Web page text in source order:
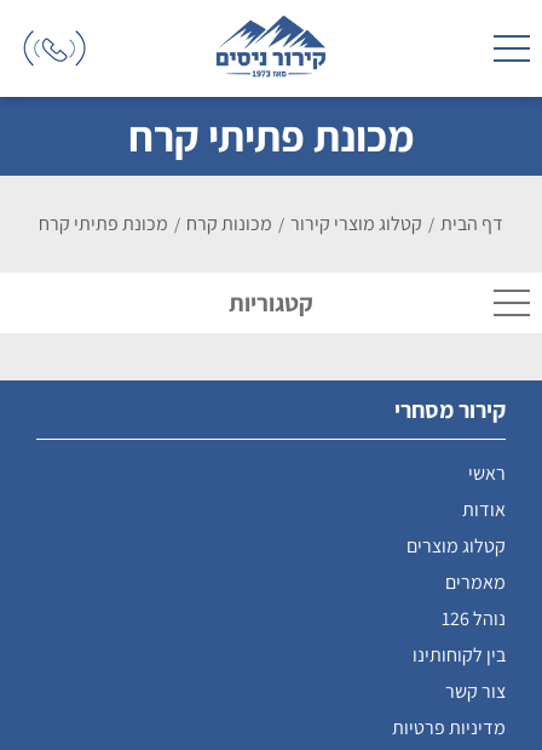
מכונת פתיתי קרח
דף הבית / קטלוג מוצרי קירור / מכונות קרח / מכונת פתיתי קרח
קטגוריות
קירור מסחרי
ראשי
אודות
קטלוג מוצרים
מאמרים
נוהל 126
בין לקוחותינו
צור קשר
מדיניות פרטיות